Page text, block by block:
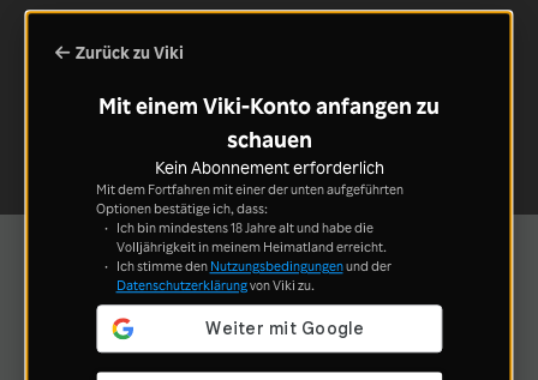
Zurück zu Viki
Mit einem Viki-Konto anfangen zu
schauen
Kein Abonnement erforderlich
Mit dem Fortfahren mit einer der unten aufgeführten
Optionen bestätige ich, dass:
Ich bin mindestens 18 Jahre alt und habe die
Volljährigkeit in meinem Heimatland erreicht.
Ich stimme den Nutzungsbedingungenund der
Datenschutzerklärungvon Viki zu.